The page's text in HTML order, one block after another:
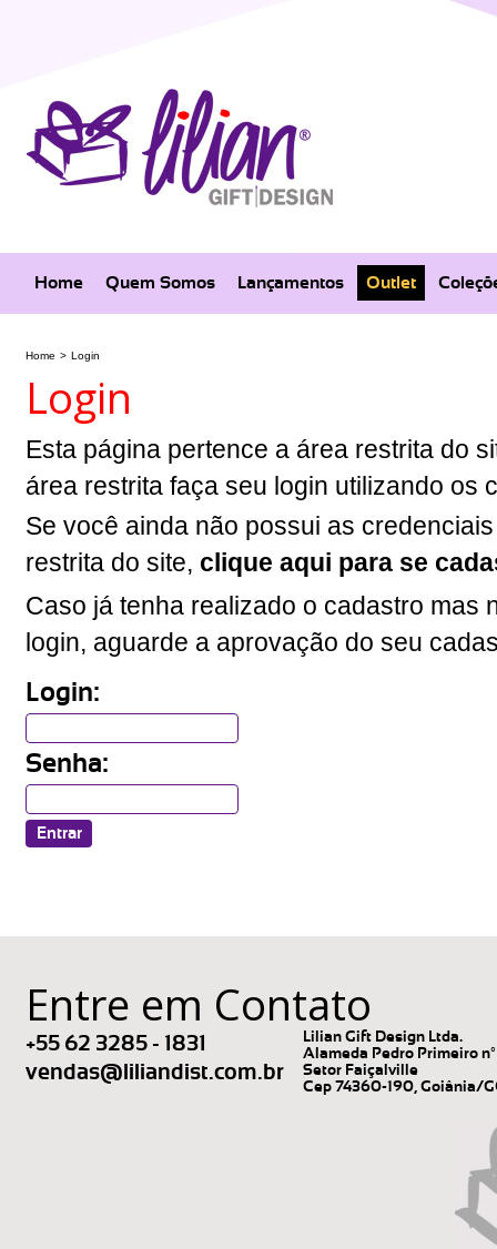
Home Quem Somos Lançamentos Outlet
Home > Login
Login
Esta página pertence a área restrita do
área restrita faça seu login utilizando os
Se você ainda não possui as
restrita do site, clique aqui para se
Caso já tenha realizado o cadastro mas
login, aguarde a aprovação do seu
Login:
Senha:
Entre em Contato
+55 62 3285 - 1831
vendas@liliandist.com.br
Lilian Gift Design Ltda.
Alameda Pedro Primeiro
Setor Faiçalville
Cep 74360-190, Goiânia/